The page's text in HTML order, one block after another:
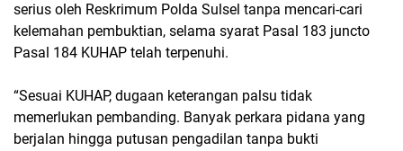
serius oleh Reskrimum Polda Sulsel tanpa mencari-cari
kelemahan pembuktian, selama syarat Pasal 183 juncto
Pasal 184 KUHAP telah terpenuhi.
“Sesuai KUHAP, dugaan keterangan palsu tidak
memerlukan pembanding. Banyak perkara pidana yang
berjalan hingga putusan pengadilan tanpa bukti